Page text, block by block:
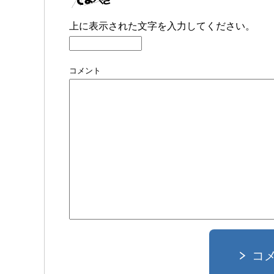
上に表示された文字を入力してください。
コメント
コ